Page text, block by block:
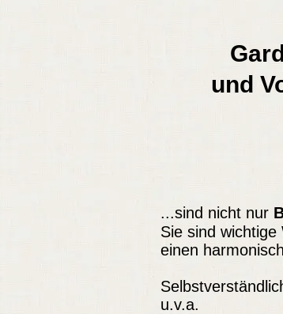
und
...sind nicht nur
Sie sind
einen
u.v.a.